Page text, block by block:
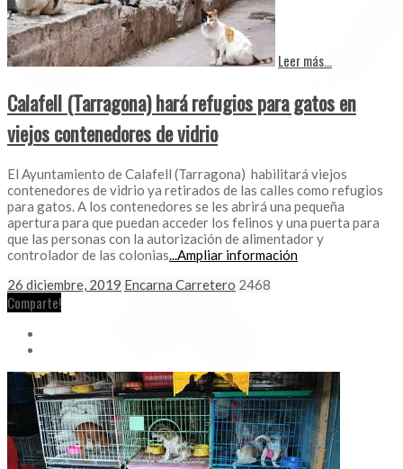
Leer más...
Calafell (Tarragona) hará refugios para gatos en
viejos contenedores de vidrio
El Ayuntamiento de Calafell (Tarragona) habilitará viejos
contenedores de vidrio ya retirados de las calles como refugios
para gatos. A los contenedores se les abrirá una pequeña
apertura para que puedan acceder los felinos y una puerta para
que las personas con la autorización de alimentador y
controlador de las colonias...Ampliar información
26 diciembre, 2019 Encarna Carretero 2468
Comparte!